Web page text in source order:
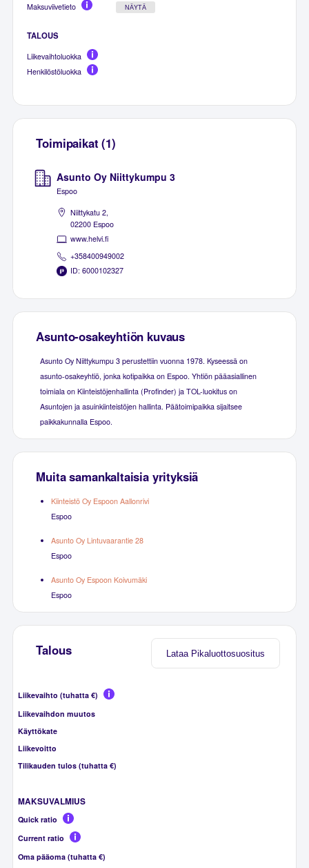
Maksuviivetieto
NÄYTÄ
TALOUS
Liikevaihtoluokka
Henkilöstöluokka
Toimipaikat (1)
Asunto Oy Niittykumpu 3
Espoo
Niittykatu 2,
02200 Espoo
www.helvi.fi
+358400949002
ID: 6000102327
Asunto-osakeyhtiön kuvaus
Asunto Oy Niittykumpu 3 perustettiin vuonna 1978. Kyseessä on
asunto-osakeyhtiö, jonka kotipaikka on Espoo. Yhtiön pääasiallinen
toimiala on Kiinteistöjenhallinta (Profinder) ja TOL-luokitus on
Asuntojen ja asuinkiinteistöjen hallinta. Päätoimipaikka sijaitsee
paikkakunnalla Espoo.
Muita samankaltaisia yrityksiä
Kiinteistö Oy Espoon Aallonrivi
Espoo
Asunto Oy Lintuvaarantie 28
Espoo
Asunto Oy Espoon Koivumäki
Espoo
Lataa Pikaluottosuositus
Talous
Liikevaihto (tuhatta €)
Liikevaihdon muutos
Käyttökate
Liikevoitto
Tilikauden tulos (tuhatta €)
MAKSUVALMIUS
Quick ratio
Current ratio
Oma pääoma (tuhatta €)